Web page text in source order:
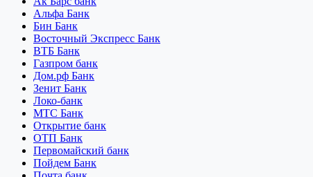
Альфа Банк
Бин Банк
Восточный Экспресс Банк
ВТБ Банк
Газпром банк
Дом.рф Банк
Зенит Банк
Локо-банк
МТС Банк
Открытие банк
ОТП Банк
Первомайский банк
Пойдем Банк